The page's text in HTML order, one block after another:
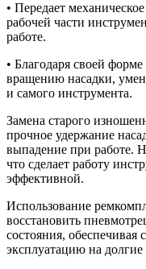
• Передает
рабочей части
работе.
• Благодаря своей
вращению насадки,
и самого инструмента.
Замена старого
прочное удержание
выпадение при работе.
что сделает работу
эффективной.
Использование
восстановить
состояния,
эксплуатацию на